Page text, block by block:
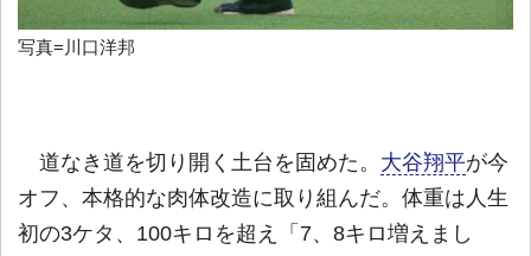
写真=川口洋邦
道なき道を切り開く土台を固めた。 大谷翔平が今
オフ、本格的な肉体改造に取り組んだ。体重は人生
初の3ケタ、100キロを超え「7、8キロ増えまし